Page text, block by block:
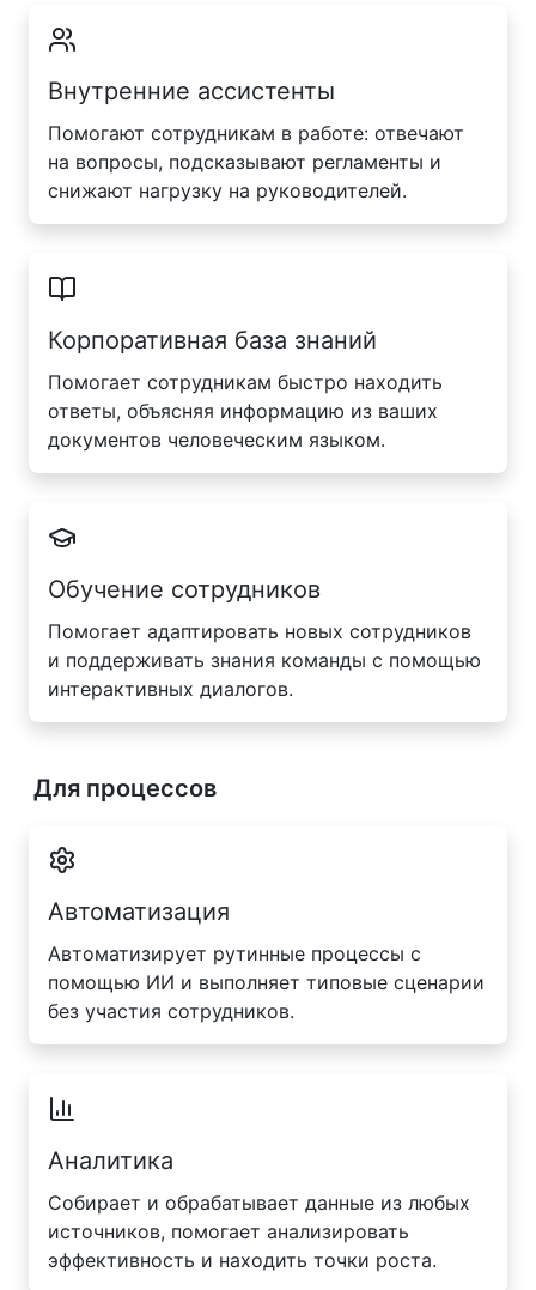
Внутренние ассистенты
Помогают сотрудникам в работе: отвечают
на вопросы, подсказывают регламенты и
снижают нагрузку на руководителей.
Корпоративная база знаний
Помогает сотрудникам быстро находить
ответы, объясняя информацию из ваших
документов человеческим языком.
Обучение сотрудников
Помогает адаптировать новых сотрудников
и поддерживать знания команды с помощью
интерактивных диалогов.
Для процессов
Автоматизация
Автоматизирует рутинные процессы с
помощью ИИ и выполняет типовые сценарии
без участия сотрудников.
Аналитика
Собирает и обрабатывает данные из любых
источников, помогает анализировать
эффективность и находить точки роста.